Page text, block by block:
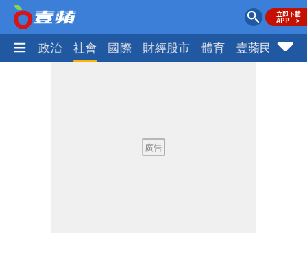
生活 政治 社會 國際 財經股市 體育 壹蘋民調